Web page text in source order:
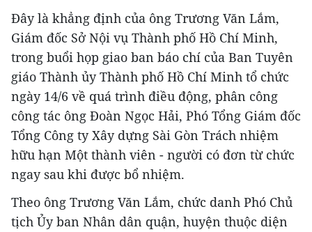
Đây là khẳng định của ông Trương Văn Lắm,
Giám đốc Sở Nội vụ Thành phố Hồ Chí Minh,
trong buổi họp giao ban báo chí của Ban Tuyên
giáo Thành ủy Thành phố Hồ Chí Minh tổ chức
ngày 14/6 về quá trình điều động, phân công
công tác ông Đoàn Ngọc Hải, Phó Tổng Giám đốc
Tổng Công ty Xây dựng Sài Gòn Trách nhiệm
hữu hạn Một thành viên - người có đơn từ chức
ngay sau khi được bổ nhiệm.
Theo ông Trương Văn Lắm, chức danh Phó Chủ
tịch Ủy ban Nhân dân quận, huyện thuộc diện